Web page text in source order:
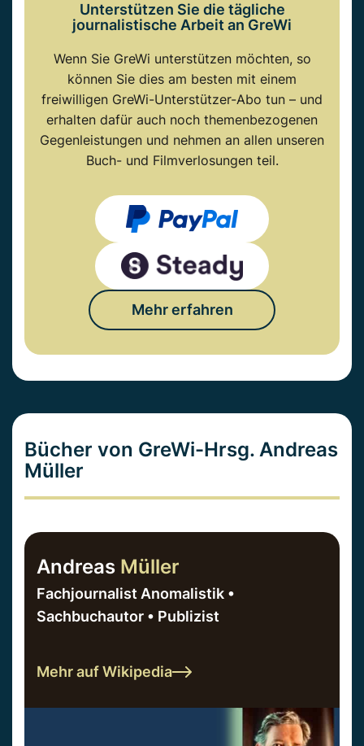
Unterstützen Sie die tägliche
journalistische Arbeit an GreWi
Wenn Sie GreWi unterstützen möchten, so
können Sie dies am besten mit einem
freiwilligen GreWi-Unterstützer-Abo tun – und
erhalten dafür auch noch themenbezogenen
Gegenleistungen und nehmen an allen unseren
Buch- und Filmverlosungen teil.
Mehr erfahren
Bücher von GreWi-Hrsg. Andreas
Müller
Andreas Müller
Fachjournalist Anomalistik •
Sachbuchautor • Publizist
Mehr auf Wikipedia